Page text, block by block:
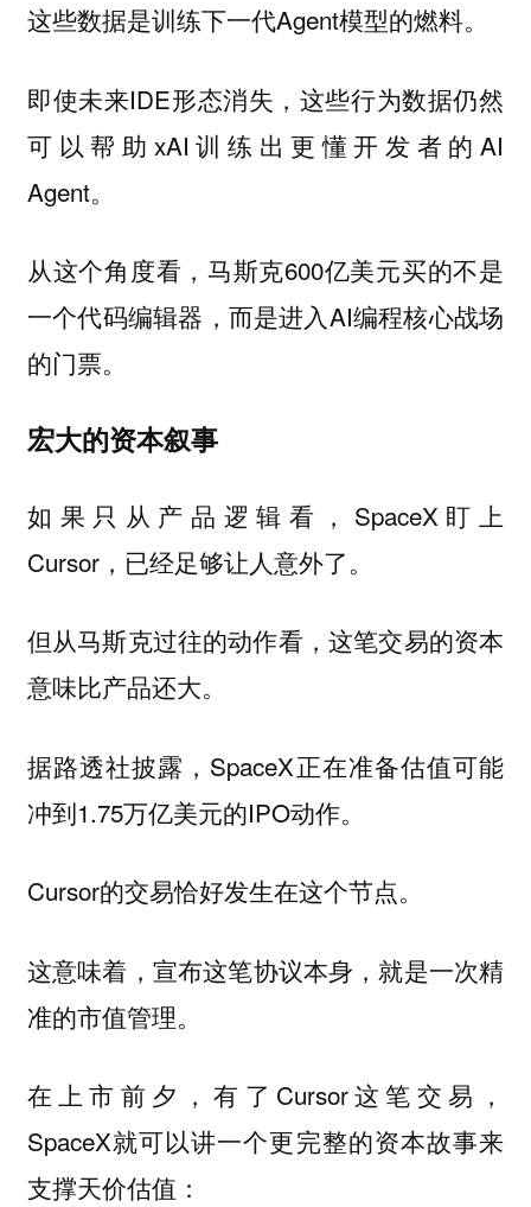
这些数据是训练下一代Agent模型的燃料。
即使未来IDE形态消失，这些行为数据仍然
可以帮助xAI训练出更懂开发者的AI
Agent。
从这个角度看，马斯克600亿美元买的不是
一个代码编辑器，而是进入AI编程核心战场
的门票。
宏大的资本叙事
如果只从产品逻辑看，SpaceX盯上
Cursor，已经足够让人意外了。
但从马斯克过往的动作看，这笔交易的资本
意味比产品还大。
据路透社披露，SpaceX正在准备估值可能
冲到1.75万亿美元的IPO动作。
Cursor的交易恰好发生在这个节点。
这意味着， 宣布这笔协议本身，就是一次精
准的市值管理。
在上市前夕，有了Cursor这笔交易，
SpaceX就可以讲一个更完整的资本故事来
支撑天价估值：